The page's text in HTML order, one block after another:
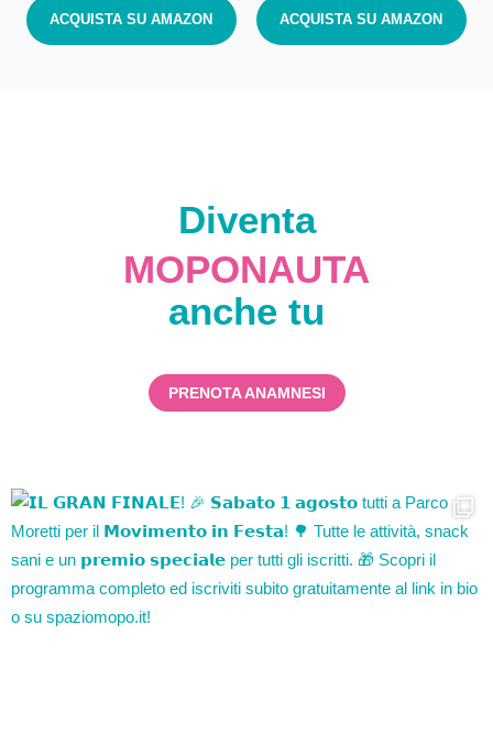
ACQUISTA SU AMAZON ACQUISTA SU AMAZON
Diventa
MOPONAUTA
anche tu
PRENOTA ANAMNESI